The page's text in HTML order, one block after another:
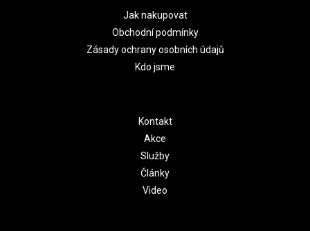
Jak nakupovat
Obchodní podmínky
Zásady ochrany osobních údajů
Kdo jsme
Kontakt
Akce
Služby
Články
Video